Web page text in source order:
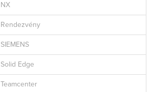
NX
Rendezvény
SIEMENS
Solid Edge
Teamcenter